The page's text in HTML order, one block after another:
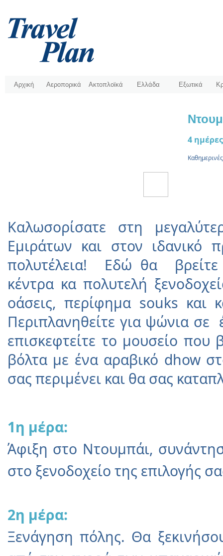
Αρχική Αεροπορικά Ακτοπλοϊκά Ελλάδα Εξωτικά
4
Καλωσορίσατε στη
Εμιράτων και στον ιδανικό
πολυτέλεια! Εδώ θα βρείτε
κέντρα κα πολυτελή
οάσεις, περίφημα souks και
Περιπλανηθείτε για ψώνια
επισκεφτείτε το μουσείο που
βόλτα με ένα αραβικό dhow
σας περιμένει και θα σας
1η μέρα:
Άφιξη στο Ντουμπάι,
στο ξενοδοχείο της επιλογής
2η μέρα:
Ξενάγηση πόλης. Θα